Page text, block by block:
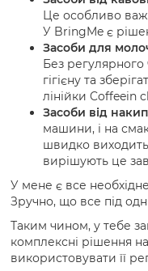
Це особливо
У BringMe є
Засоби для
Без регулярного
гігієну та
лінійки Coffeein
Засоби від
машини, і на
швидко
вирішують це
У мене є все
Зручно, що все під
Таким чином, у тебе
комплексні рішення
використовувати її